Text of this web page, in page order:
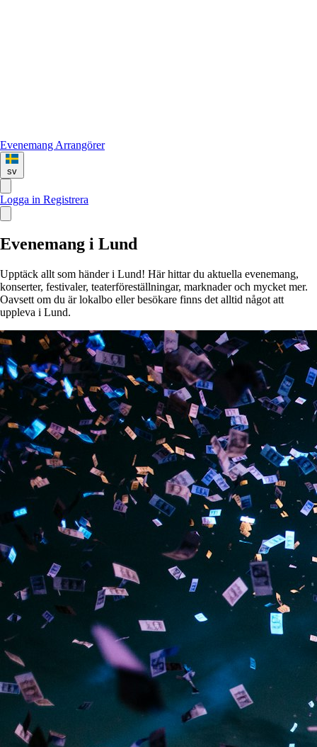
Evenemang Arrangörer
sv
Logga in Registrera
Evenemang i Lund
Upptäck allt som händer i Lund! Här hittar du aktuella evenemang,
konserter, festivaler, teaterföreställningar, marknader och mycket mer.
Oavsett om du är lokalbo eller besökare finns det alltid något att
uppleva i Lund.